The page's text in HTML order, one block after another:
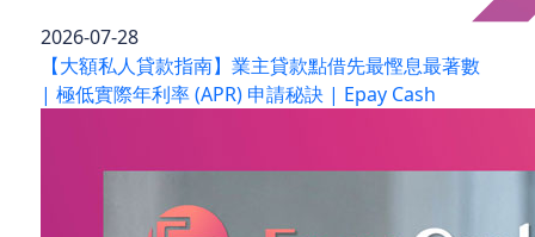
2026-07-28
【大額私人貸款指南】業主貸款點借先最慳息最著數
| 極低實際年利率 (APR) 申請秘訣 | Epay Cash